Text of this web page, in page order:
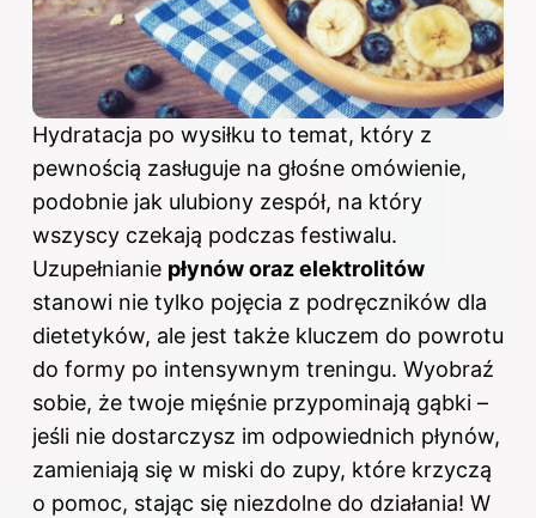
Hydratacja po wysiłku to temat, który z
pewnością zasługuje na głośne omówienie,
podobnie jak ulubiony zespół, na który
wszyscy czekają podczas festiwalu.
Uzupełnianie płynów oraz elektrolitów
stanowi nie tylko pojęcia z podręczników dla
dietetyków, ale jest także kluczem do powrotu
do formy po intensywnym treningu. Wyobraź
sobie, że twoje mięśnie przypominają gąbki –
jeśli nie dostarczysz im odpowiednich płynów,
zamieniają się w miski do zupy, które krzyczą
o pomoc, stając się niezdolne do działania! W